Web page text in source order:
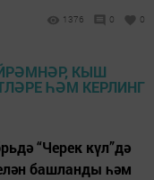
1376 0 0
“Черек күл”дә
башланды һәм